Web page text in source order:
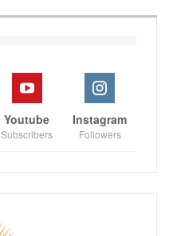
Youtube
Subscribers
Instagram
Followers